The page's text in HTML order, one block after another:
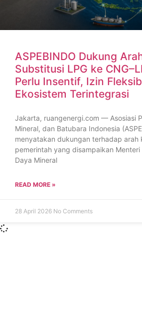
ASPEBINDO Dukung
Substitusi LPG ke
Perlu Insentif, Izin
Ekosistem Terintegrasi
Jakarta, ruangenergi.com — Asosiasi
Mineral, dan Batubara Indonesia
menyatakan dukungan terhadap arah
pemerintah yang disampaikan
Daya Mineral
READ MORE »
28 April 2026 No Comments